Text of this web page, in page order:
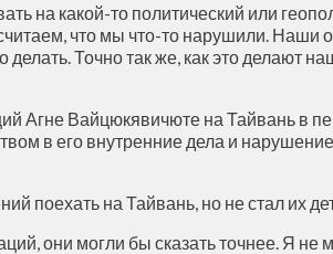
на какой-то политический или
что мы что-то нарушили. Наши
делать. Точно так же, как это делают
Агне Вайцюкявичюте на Тайвань в
в его внутренние дела и
поехать на Тайвань, но не стал их
они могли бы сказать точнее. Я не